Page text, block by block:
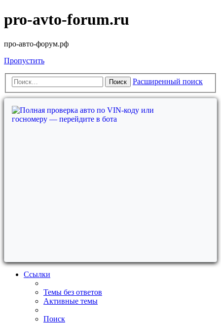
pro-avto-forum.ru
про-авто-форум.рф
Пропустить
Поиск Расширенный поиск
Ссылки
Темы без ответов
Активные темы
Поиск